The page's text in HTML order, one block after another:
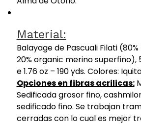
Material:
Balayage de Pascuali Filati
20% organic merino superfino),
e 1.76 oz – 190 yds. Colores:
Opciones en fibras acrilicas:
Sedificada grosor fino,
sedificado fino. Se trabajan
cerradas con lo cual es mejor